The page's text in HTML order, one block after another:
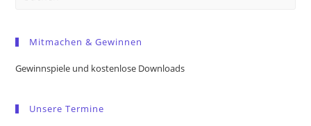
Mitmachen & Gewinnen
Gewinnspiele und kostenlose Downloads
Unsere Termine